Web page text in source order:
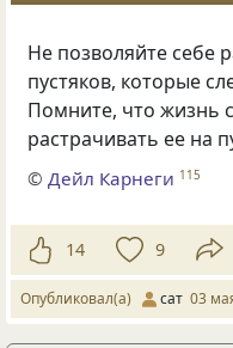
Не позволяйте себе
пустяков, которые
Помните, что жизнь
растрачивать ее на
© Дейл Карнеги 115
14 9
Опубликовал(а) сат 03